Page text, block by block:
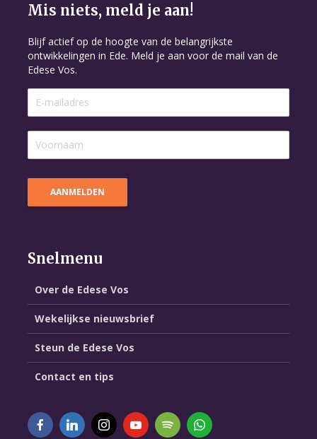
Mis niets, meld je aan!
Blijf actief op de hoogte van de belangrijkste
ontwikkelingen in Ede. Meld je aan voor de mail van de
Edese Vos.
Snelmenu
Over de Edese Vos
Wekelijkse nieuwsbrief
Steun de Edese Vos
Contact en tips